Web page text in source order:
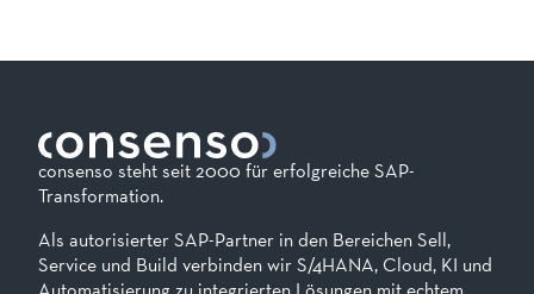
consenso steht seit 2000 für erfolgreiche SAP-
Transformation.
Als autorisierter SAP-Partner in den Bereichen Sell,
Service und Build verbinden wir S/4HANA, Cloud, KI und